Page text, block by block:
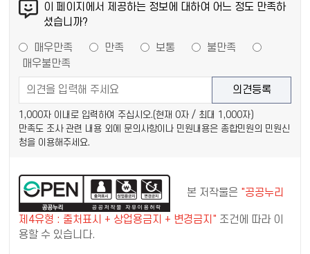
이 페이지에서 제공하는 정보에 대하여 어느 정도 만족하
셨습니까?
매우만족 만족 보통
불만족
매우불만족
1,000자 이내로 입력하여 주십시오.(현재 0자 / 최대 1,000자)
만족도 조사 관련 내용 외에 문의사항이나 민원내용은 종합민원의 민원신
청을 이용해주세요.
본 저작물은 "공공누리
제4유형 : 출처표시 + 상업용금지 + 변경금지" 조건에 따라 이
용할 수 있습니다.